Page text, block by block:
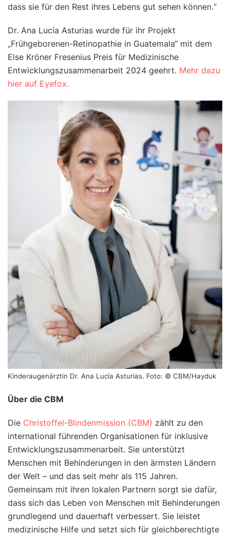
dass sie für den Rest ihres Lebens gut sehen können.“
Dr. Ana Lucía Asturias wurde für ihr Projekt
„Frühgeborenen-Retinopathie in Guatemala“ mit dem
Else Kröner Fresenius Preis für Medizinische
Entwicklungszusammenarbeit 2024 geehrt. Mehr dazu
hier auf Eyefox.
Kinderaugenärztin Dr. Ana Lucía Asturias. Foto: © CBM/Hayduk
Über die CBM
Die Christoffel-Blindenmission (CBM) zählt zu den
international führenden Organisationen für inklusive
Entwicklungszusammenarbeit. Sie unterstützt
Menschen mit Behinderungen in den ärmsten Ländern
der Welt – und das seit mehr als 115 Jahren.
Gemeinsam mit ihren lokalen Partnern sorgt sie dafür,
dass sich das Leben von Menschen mit Behinderungen
grundlegend und dauerhaft verbessert. Sie leistet
medizinische Hilfe und setzt sich für gleichberechtigte